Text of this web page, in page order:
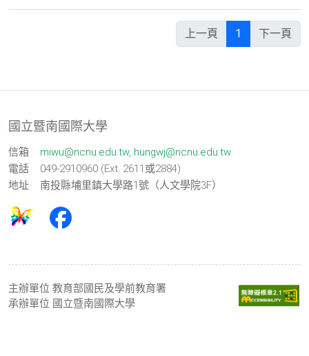
上一頁 1 下一頁
國立暨南國際大學
信箱 miwu@ncnu.edu.tw, hungwj@ncnu.edu.tw
電話
049-2910960 (Ext. 2611或2884)
地址
南投縣埔里鎮大學路1號（人文學院3F）
主辦單位 教育部國民及學前教育署
承辦單位 國立暨南國際大學